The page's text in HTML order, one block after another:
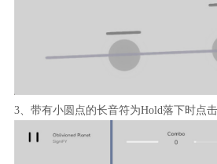
3、带有小圆点的长音符为Hold落下时点